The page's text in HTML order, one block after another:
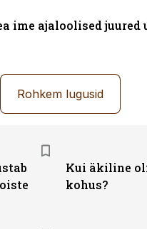
ime ajaloolised juured
Rohkem lugusid
Kui äkiline
kohus?